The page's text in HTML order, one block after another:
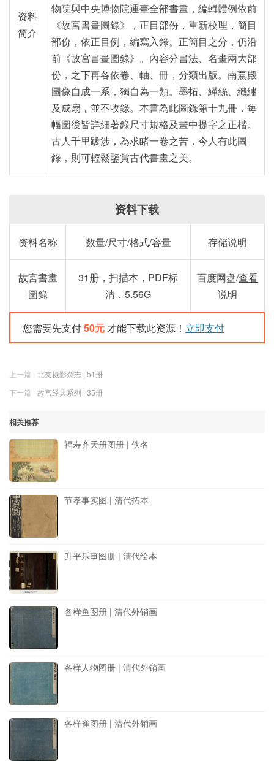
资料
简介
物院與中央博物院運臺全部書畫，編輯體例依前
《故宮書畫圖錄》，正目部份，重新校理，簡目
部份，依正目例，編寫入錄。正簡目之分，仍沿
前《故宮書畫圖錄》。內容分書法、名畫兩大部
份，之下再各依卷、軸、冊，分類出版。南薰殿
圖像自成一系，獨自為一類。墨拓、緙絲、織繡
及成扇，並不收錄。本書為此圖錄第十九冊，每
幅圖後皆詳細著錄尺寸規格及畫中提字之正楷。
古人千里跋涉，為求睹一卷之苦，今人有此圖
錄，則可輕鬆鑒賞古代書畫之美。
资料下载
资料名称 数量/尺寸/格式/容量 存储说明
故宮書畫
圖錄
31册，扫描本，PDF标
清，5.56G
百度网盘/查看
说明
您需要先支付50元 才能下载此资源！ 立即支付
上一篇
北支摄影杂志 | 51册
下一篇
故宫经典系列 | 35册
相关推荐
福寿齐天册图册 | 佚名
节孝事实图 | 清代拓本
升平乐事图册 | 清代绘本
各样鱼图册 | 清代外销画
各样人物图册 | 清代外销画
各样雀图册 | 清代外销画